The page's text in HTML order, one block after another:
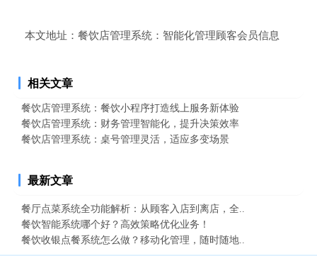
本文地址： 餐饮店管理系统：智能化管理顾客会员信息
相关文章
餐饮店管理系统：餐饮小程序打造线上服务新体验
餐饮店管理系统：财务管理智能化，提升决策效率
餐饮店管理系统：桌号管理灵活，适应多变场景
最新文章
餐厅点菜系统全功能解析：从顾客入店到离店，全..
餐饮智能系统哪个好？高效策略优化业务！
餐饮收银点餐系统怎么做？移动化管理，随时随地..